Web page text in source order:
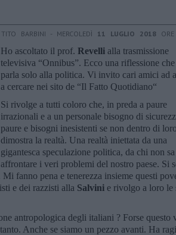
BARBINI - MERCOLEDÌ 11 LUGLIO 2018
Ho ascoltato il prof. Revelli alla trasmissione
televisiva “Onnibus”. Ecco una riflessione
parla solo alla politica. Vi invito cari amici ad
a cercare nei sito de “Il Fatto Quotidiano“
Si rivolge a tutti coloro che, in preda a paure
irrazionali e a un personale bisogno di
paure e bisogni inesistenti se non dentro di
dimostra la realtà. Una realtà iniettata da una
gigantesca speculazione politica, da chi non sa
affrontare i veri problemi del nostro paese. Si
fanno pena e tenerezza insieme questi
e dei razzisti alla Salvini e rivolgo a loro le
antropologica degli italiani ? Forse questo
Anche se siamo un pezzo avanti. Ha